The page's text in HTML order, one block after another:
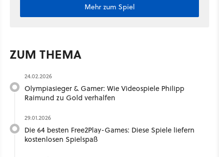
Mehr zum Spiel
ZUM THEMA
24.02.2026
Olympiasieger & Gamer: Wie Videospiele Philipp
Raimund zu Gold verhalfen
29.01.2026
Die 64 besten Free2Play-Games: Diese Spiele liefern
kostenlosen Spielspaß